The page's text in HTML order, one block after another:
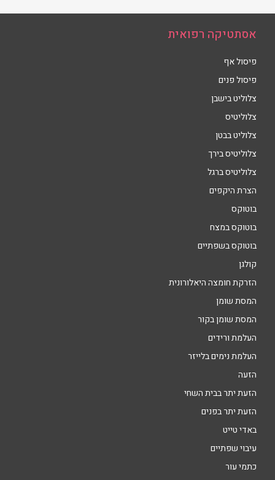
אסתטיקה רפואית
פיסול אף
פיסול פנים
צלוליט בישבן
צלוליטיס
צלוליט בבטן
צלוליטיס בירך
צלוליטיס ברגל
הצרת היקפים
בוטוקס
בוטוקס במצח
בוטוקס בשפתיים
קולגן
הזרקת חומצה היאלורונית
המסת שומן
המסת שומן בקור
העלמת ורידים
העלמת נימים בלייזר
הזעה
הזעת יתר בבית השחי
הזעת יתר בפנים
באדי טייט
עיבוי שפתיים
כתמי עור